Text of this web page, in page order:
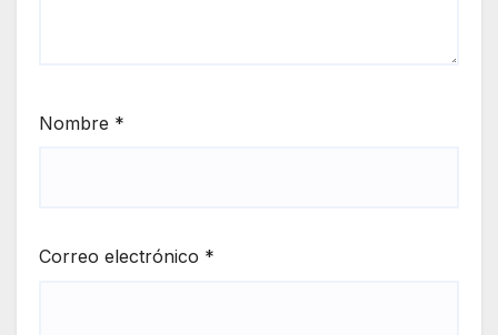
Nombre *
Correo electrónico *